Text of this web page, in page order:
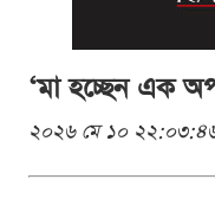
‌‘মা হচ্ছেন এক
২০২৬ মে ১০